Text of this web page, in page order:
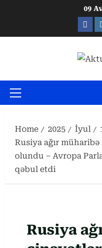
09
Primary
Home 2025 İyul
Rusiya ağır
olundu – Avropa
qəbul etdi
Rusiya